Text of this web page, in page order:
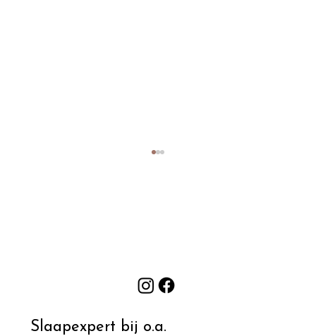
Prikkels, overprikkeling en slapen bij kinderen
Slaapexpert bij o.a.